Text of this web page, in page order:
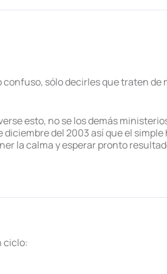
sólo decirles que traten
esto, no se los demás
del 2003 así que el
la calma y esperar pronto
ciclo: